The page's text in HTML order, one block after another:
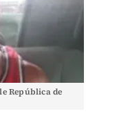
República de